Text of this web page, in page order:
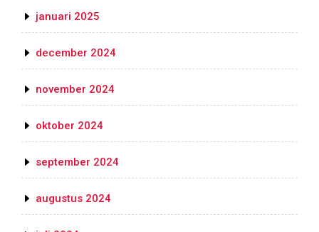
januari 2025
december 2024
november 2024
oktober 2024
september 2024
augustus 2024